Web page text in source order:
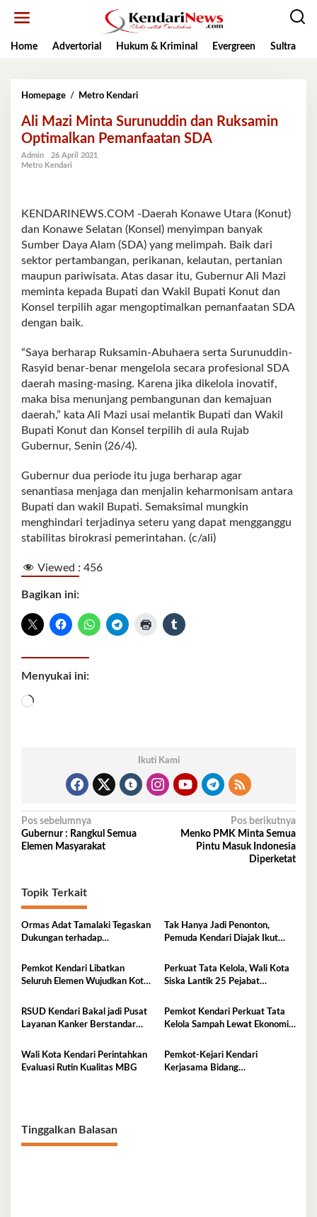
Home
Advertorial Hukum & Kriminal Evergreen Sultra
Homepage / Metro KendariAli
Minta
Surunuddin
dan
Ali Mazi Minta Surunuddin dan Ruksamin
Optimalkan Pemanfaatan SDA
Admin
26 April 2021
Metro Kendari
KENDARINEWS.COM -Daerah Konawe Utara (Konut)
dan Konawe Selatan (Konsel) menyimpan banyak
Sumber Daya Alam (SDA) yang melimpah. Baik dari
sektor pertambangan, perikanan, kelautan, pertanian
maupun pariwisata. Atas dasar itu, Gubernur Ali Mazi
meminta kepada Bupati dan Wakil Bupati Konut dan
Konsel terpilih agar mengoptimalkan pemanfaatan SDA
dengan baik.
“Saya berharap Ruksamin-Abuhaera serta Surunuddin-
Rasyid benar-benar mengelola secara profesional SDA
daerah masing-masing. Karena jika dikelola inovatif,
maka bisa menunjang pembangunan dan kemajuan
daerah,” kata Ali Mazi usai melantik Bupati dan Wakil
Bupati Konut dan Konsel terpilih di aula Rujab
Gubernur, Senin (26/4).
Gubernur dua periode itu juga berharap agar
senantiasa menjaga dan menjalin keharmonisam antara
Bupati dan wakil Bupati. Semaksimal mungkin
menghindari terjadinya seteru yang dapat mengganggu
stabilitas birokrasi pemerintahan. (c/ali)
Viewed : 456
Bagikan ini:
Menyukai ini:
Memuat...
Ikuti Kami
Navigasi
pos
Pos sebelumnya
Gubernur : Rangkul Semua
Elemen Masyarakat
Pos berikutnya
Menko PMK Minta Semua
Pintu Masuk Indonesia
Diperketat
Topik Terkait
Ormas Adat Tamalaki Tegaskan
Dukungan terhadap
Tak Hanya Jadi Penonton,
Pemuda Kendari Diajak Ikut
Pemkot Kendari Libatkan
Seluruh Elemen Wujudkan Kota
Perkuat Tata Kelola, Wali Kota
Siska Lantik 25 Pejabat
RSUD Kendari Bakal jadi Pusat
Layanan Kanker Berstandar
Pemkot Kendari Perkuat Tata
Kelola Sampah Lewat Ekonomi
Wali Kota Kendari Perintahkan
Evaluasi Rutin Kualitas MBG
Pemkot-Kejari Kendari
Kerjasama Bidang
Tinggalkan Balasan